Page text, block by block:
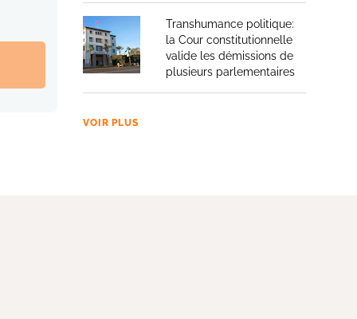
Transhumance politique:
la Cour constitutionnelle
valide les démissions de
plusieurs parlementaires
VOIR PLUS